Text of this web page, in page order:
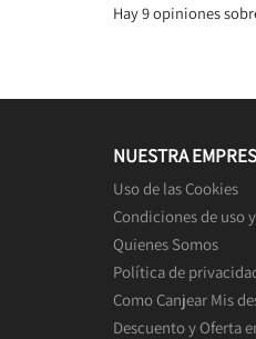
Hay 9 opiniones
NUESTRA
Uso de las Cookies
Condiciones de uso
Quienes Somos
Política de
Como Canjear Mis
Descuento y Oferta